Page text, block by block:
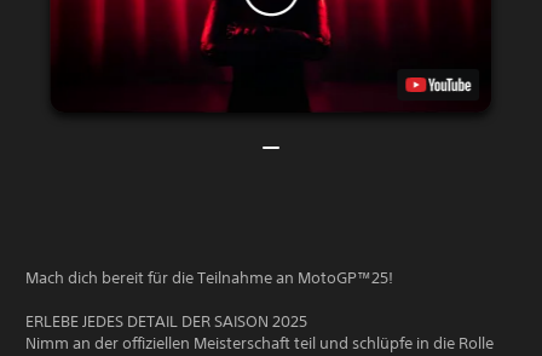
Mach dich bereit für die Teilnahme an MotoGP™25!
ERLEBE JEDES DETAIL DER SAISON 2025
Nimm an der offiziellen Meisterschaft teil und schlüpfe in die Rolle